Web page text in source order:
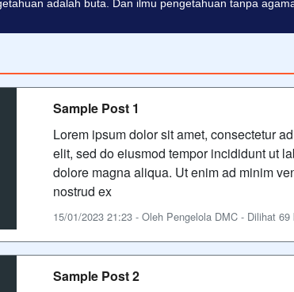
untuk masa depan. Hari esok untuk orang-orang
adalah buta. Dan ilmu pengetahuan tanpa
Sample Post 1
Lorem ipsum dolor sit amet, consectetur
elit, sed do eiusmod tempor incididunt ut
dolore magna aliqua. Ut enim ad minim
nostrud ex
15/01/2023 21:23 - Oleh Pengelola DMC - Dilihat 69
Sample Post 2